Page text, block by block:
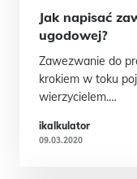
Jak napisać
ugodowej?
Zawezwanie do
krokiem w toku
wierzycielem.…
ikalkulator
09.03.2020